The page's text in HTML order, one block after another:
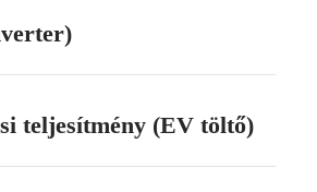
teljesítmény (EV töltő)